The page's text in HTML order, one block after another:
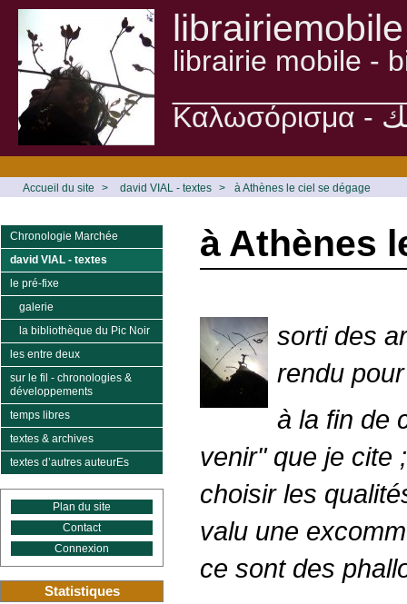
librairiemobile
librairie mobile -
Accueil du site > david VIAL - textes > à Athènes le ciel se dégage
à Athènes
sorti des
rendu
à la fin de
venir" que je cite
choisir les
valu une
ce sont des
Chronologie Marchée
david VIAL - textes
le pré-fixe
galerie
la bibliothèque du Pic Noir
les entre deux
sur le fil - chronologies &
développements
temps libres
textes & archives
textes d’autres auteurEs
Plan du site
Contact
Connexion
Statistiques